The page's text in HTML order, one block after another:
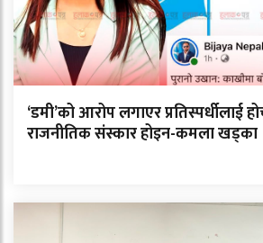
‘डमी’को आरोप लगाएर प्रतिस्पर्धीलाई
राजनीतिक संस्कार होइन-कमला खड्का